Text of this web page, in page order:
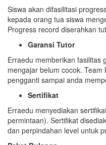
Siswa akan difasilitasi
kepada orang tua siswa
Progress record diserahkan
Garansi Tutor
Erraedu memberikan fasilitas
mengajar belum cocok.
pengganti sampai anda
Sertifikat
Erraedu menyediakan
permintaan). Sertifikat
dan perpindahan level untuk